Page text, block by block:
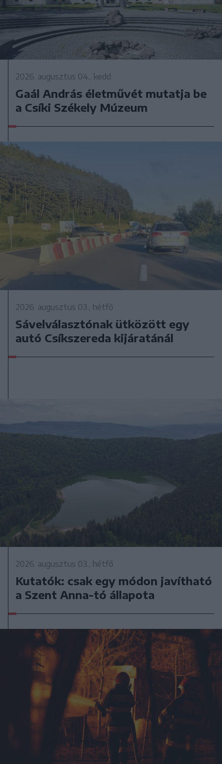
2026. augusztus 04., kedd
Gaál András életművét mutatja be
a Csíki Székely Múzeum
2026. augusztus 03., hétfő
Sávelválasztónak ütközött egy
autó Csíkszereda kijáratánál
2026. augusztus 03., hétfő
Kutatók: csak egy módon javítható
a Szent Anna-tó állapota